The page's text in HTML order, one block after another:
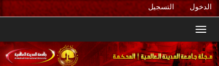
الرئيسي
الشريط
الجانبي
التسجيل الدخول